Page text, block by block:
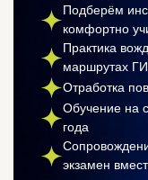
Подберём
комфортно
Практика
маршрутах
Отработка
Обучение на
года
экзамен